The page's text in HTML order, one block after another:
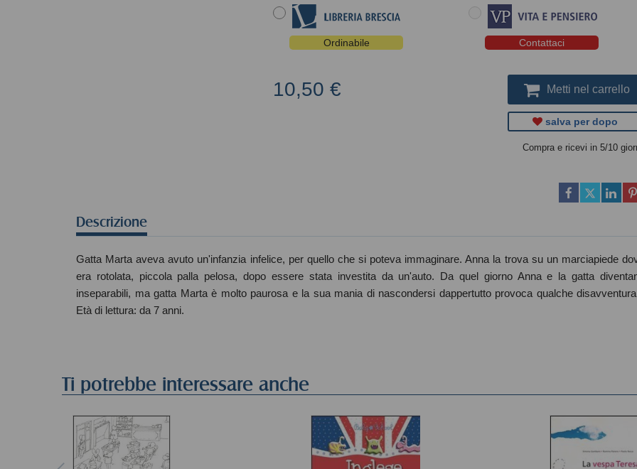
Ordinabile Contattaci
10,50 € Metti nel carrello
salva per dopo
Compra e ricevi in 5/10
Descrizione
Gatta Marta aveva avuto un'infanzia infelice, per quello che si poteva immaginare. Anna la trova su un marciapiede
era rotolata, piccola palla pelosa, dopo essere stata investita da un'auto. Da quel giorno Anna e la gatta
inseparabili, ma gatta Marta è molto paurosa e la sua mania di nascondersi dappertutto provoca qualche
Età di lettura: da 7 anni.
Ti potrebbe interessare anche